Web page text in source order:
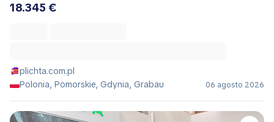
18.345 €
plichta.com.pl
Polonia, Pomorskie, Gdynia, Grabau
06 agosto 2026